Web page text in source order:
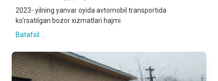
2023-.yilning yanvar oyida avtomobil transportida
ko‘rsatilgan bozor xizmatlari hajmi
Batafsil ...